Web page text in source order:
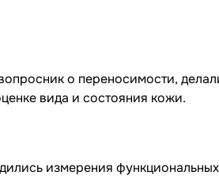
о переносимости,
вида и состояния кожи.
измерения